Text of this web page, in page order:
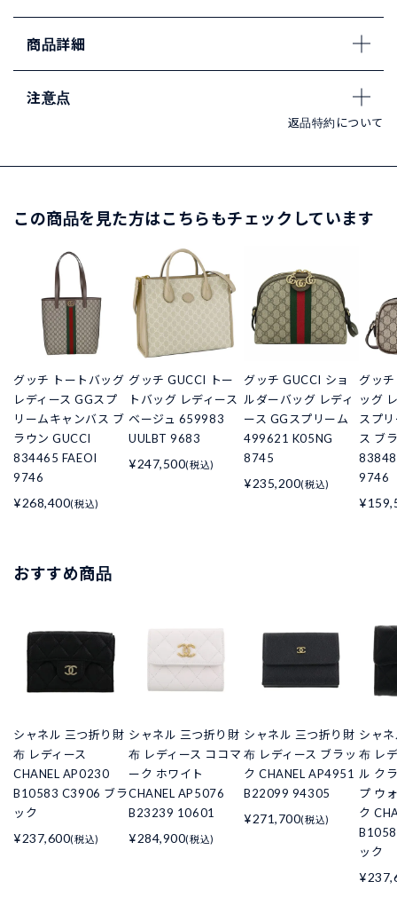
商品詳細
注意点
返品特約について
この商品を見た方はこちらもチェックしています
グッチ トートバッグ
レディース GGスプ
リームキャンバス ブ
ラウン GUCCI
834465 FAEOI
9746
¥268,400(税込)
グッチ GUCCI トー
トバッグ レディース
ベージュ 659983
UULBT 9683
¥247,500(税込)
グッチ GUCCI ショ
ルダーバッグ レディ
ース GGスプリーム
499621 K05NG
8745
¥235,200(税込)
グッ
ッグ
スプ
ス ブ
9746
おすすめ商品
シャネル 三つ折り財
布 レディース
CHANEL AP0230
B10583 C3906 ブラ
ック
¥237,600(税込)
シャネル 三つ折り財
布 レディース ココマ
ーク ホワイト
CHANEL AP5076
B23239 10601
¥284,900(税込)
シャネル 三つ折り財
布 レディース ブラッ
ク CHANEL AP4951
B22099 94305
¥271,700(税込)
シャ
布 レ
ル ク
プ ウ
ク
ック